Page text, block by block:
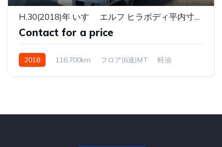
H.30(2018)年 いすゞ エルフ ヒラボディ平内寸長さ4350幅1800
Contact for a price
2018 116,700km フロア(6速)MT 軽油